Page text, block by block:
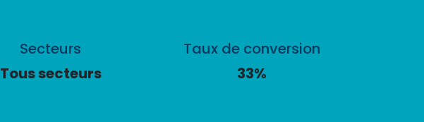
Secteurs
Tous secteurs
Taux de conversion
33%